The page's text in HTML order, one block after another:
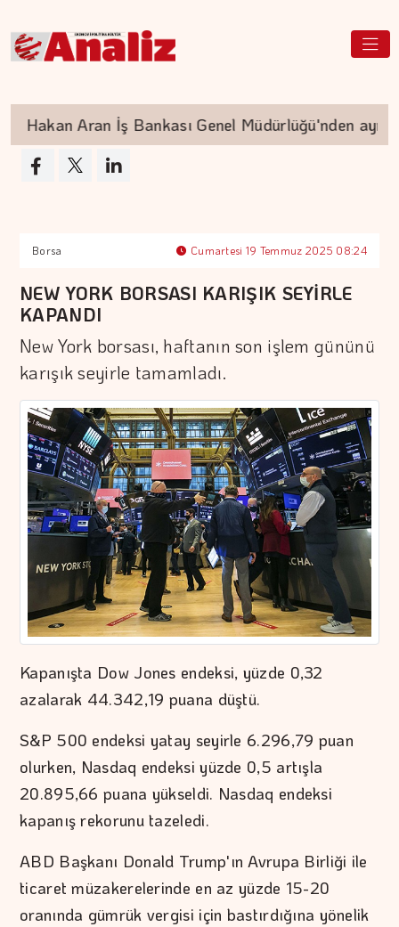
Hakan Aran İş Bankası Genel Müdürlüğü'nden
Borsa Cumartesi 19 Temmuz 2025 08:24
NEW YORK BORSASI KARIŞIK SEYİRLE
KAPANDI
New York borsası, haftanın son işlem gününü
karışık seyirle tamamladı.
Kapanışta Dow Jones endeksi, yüzde 0,32
azalarak 44.342,19 puana düştü.
S&P 500 endeksi yatay seyirle 6.296,79 puan
olurken, Nasdaq endeksi yüzde 0,5 artışla
20.895,66 puana yükseldi. Nasdaq endeksi
kapanış rekorunu tazeledi.
ABD Başkanı Donald Trump'ın Avrupa Birliği ile
ticaret müzakerelerinde en az yüzde 15-20
oranında gümrük vergisi için bastırdığına yönelik